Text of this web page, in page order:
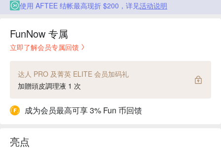
使用 AFTEE 结帐最高现折 $200，详见活动说明
FunNow 专属
立即了解会员专属回馈
达人 PRO 及菁英 ELITE 会员加码礼
加贈頭皮調理液 1 次
成为会员最高可享 3% Fun 币回馈
亮点